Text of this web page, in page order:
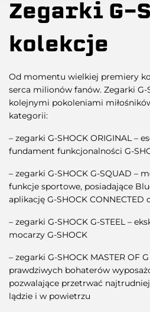
Zegarki G-
kolekcje
Od momentu wielkiej premiery
serca milionów fanów. Zegarki G-
kolejnymi pokoleniami
kategorii:
– zegarki G-SHOCK ORIGINAL –
fundament funkcjonalności G-
– zegarki G-SHOCK G-SQUAD –
funkcje sportowe, posiadające
aplikację G-SHOCK CONNECTED
– zegarki G-SHOCK G-STEEL –
mocarzy G-SHOCK
– zegarki G-SHOCK MASTER OF
prawdziwych bohaterów
pozwalające przetrwać
lądzie i w powietrzu